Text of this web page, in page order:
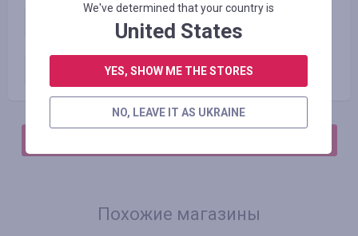
Категория 4
Категория 5
Похожие магазины
We've determined that your country is
United States
YES, SHOW ME THE STORES
NO, LEAVE IT AS UKRAINE